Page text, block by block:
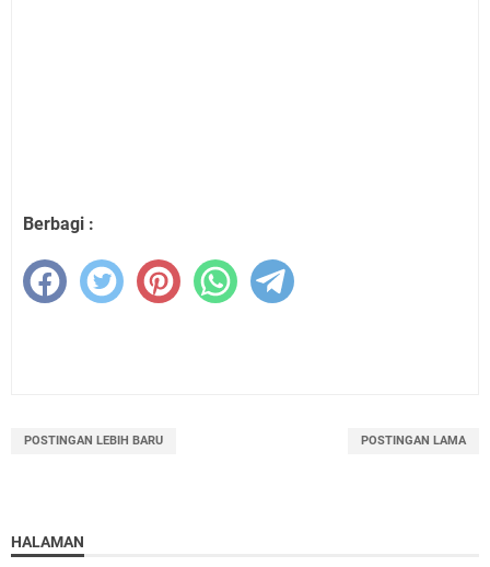
Berbagi :
POSTINGAN LEBIH BARU POSTINGAN LAMA
HALAMAN